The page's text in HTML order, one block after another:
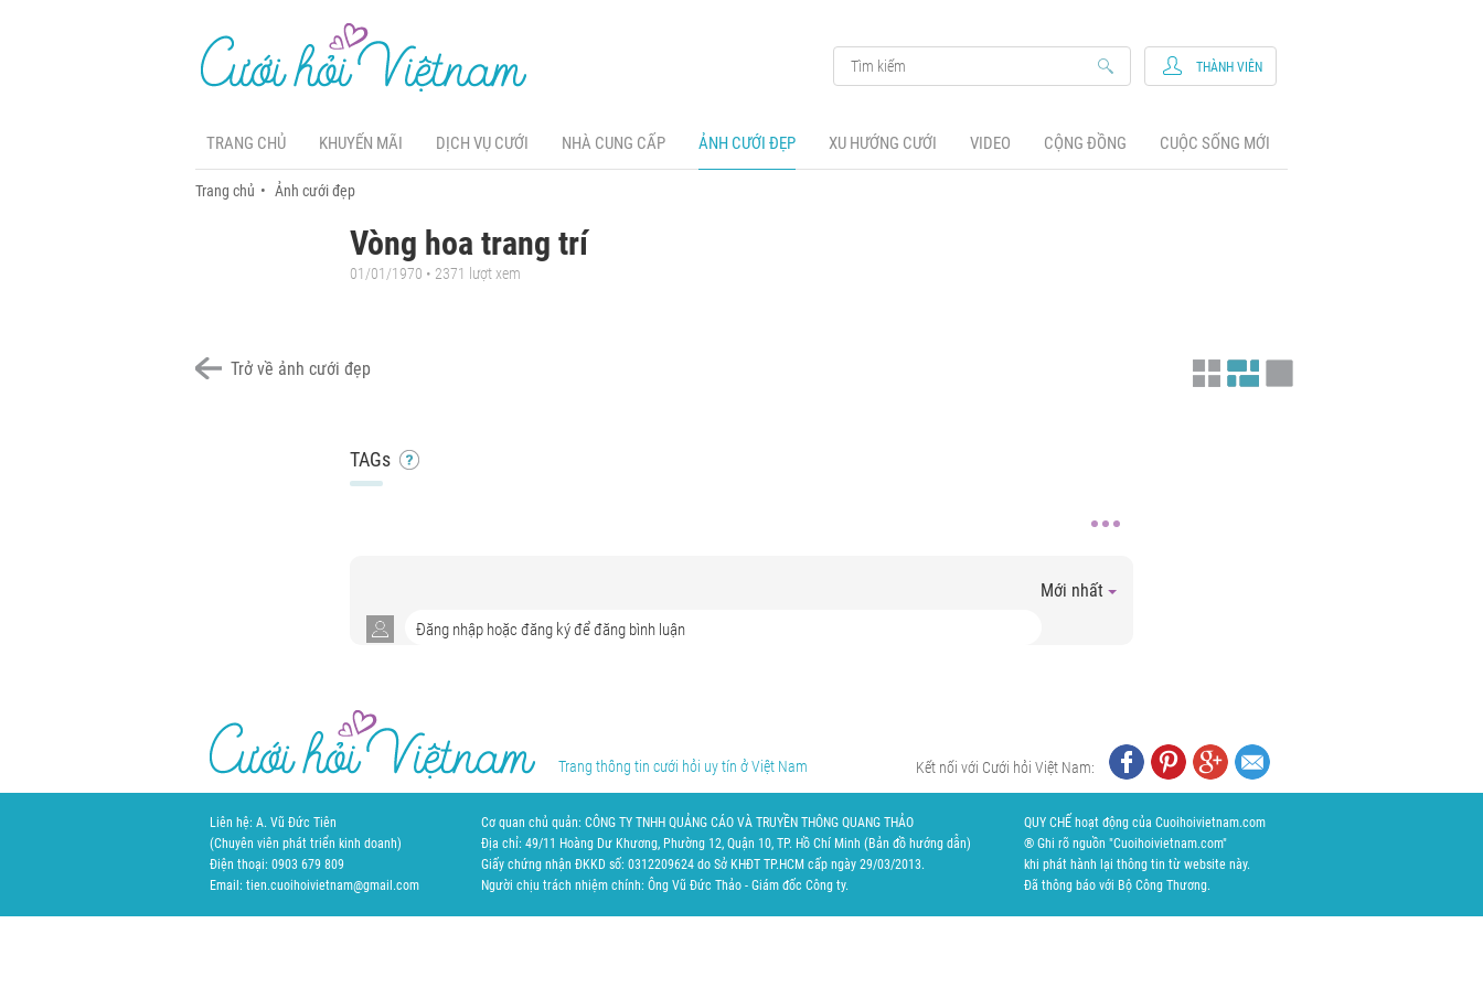
TRANG CHỦ KHUYẾN MÃI DỊCH VỤ CƯỚI NHÀ CUNG CẤP ẢNH CƯỚI ĐẸP XU HƯỚNG CƯỚI VIDEO CỘNG ĐỒNG CUỘC SỐNG MỚI
THÀNH VIÊN
Trang chủ Ảnh cưới đẹp
Vòng hoa trang trí
01/01/1970 • 2371 lượt xem
Trở về ảnh cưới đẹp
TAGs
Mới nhất
Trang thông tin cưới hỏi uy tín ở Việt Nam Kết nối với Cưới hỏi Việt Nam:
Liên hệ: A. Vũ Đức Tiên
(Chuyên viên phát triển kinh doanh)
Điện thoại: 0903 679 809
Email: tien.cuoihoivietnam@gmail.com
Cơ quan chủ quản: CÔNG TY TNHH QUẢNG CÁO VÀ TRUYỀN THÔNG QUANG THẢO
Địa chỉ: 49/11 Hoàng Dư Khương, Phường 12, Quận 10, TP. Hồ Chí Minh ( Bản đồ hướng dẫn)
Giấy chứng nhận ĐKKD số: 0312209624 do Sở KHĐT TP.HCM cấp ngày 29/03/2013.
Người chịu trách nhiệm chính: Ông Vũ Đức Thảo - Giám đốc Công ty.
QUY CHẾ hoạt động của Cuoihoivietnam.com
® Ghi rõ nguồn "Cuoihoivietnam.com"
khi phát hành lại thông tin từ website này.
Đã thông báo với Bộ Công Thương.